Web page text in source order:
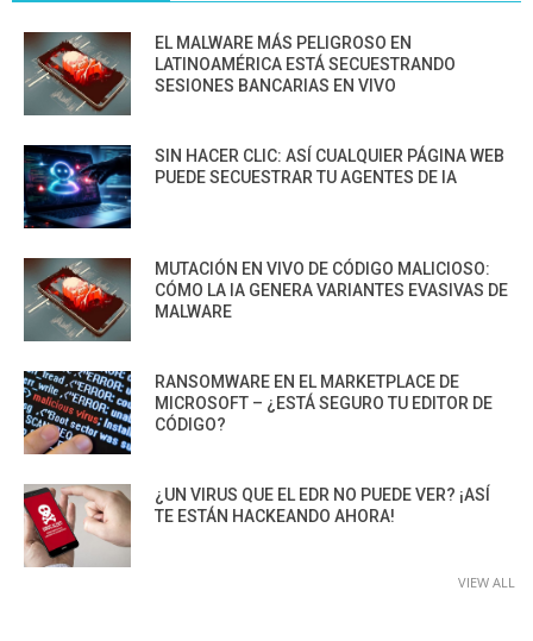
EL MALWARE MÁS PELIGROSO EN
LATINOAMÉRICA ESTÁ SECUESTRANDO
SESIONES BANCARIAS EN VIVO
SIN HACER CLIC: ASÍ CUALQUIER PÁGINA WEB
PUEDE SECUESTRAR TU AGENTES DE IA
MUTACIÓN EN VIVO DE CÓDIGO MALICIOSO:
CÓMO LA IA GENERA VARIANTES EVASIVAS DE
MALWARE
RANSOMWARE EN EL MARKETPLACE DE
MICROSOFT – ¿ESTÁ SEGURO TU EDITOR DE
CÓDIGO?
¿UN VIRUS QUE EL EDR NO PUEDE VER? ¡ASÍ
TE ESTÁN HACKEANDO AHORA!
VIEW ALL